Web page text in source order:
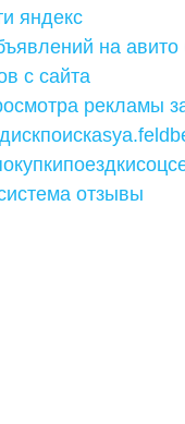
яндекс
на
с сайта
рекламы
отзывы